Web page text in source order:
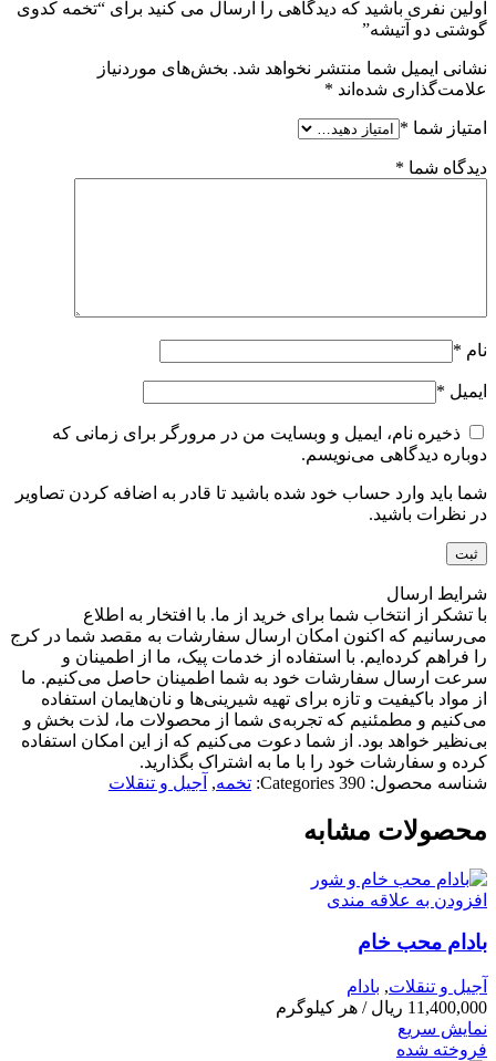
اولین نفری باشید که دیدگاهی را ارسال می کنید برای “تخمه کدوی
گوشتی دو آتیشه”
نشانی ایمیل شما منتشر نخواهد شد. بخش‌های موردنیاز
علامت‌گذاری شده‌اند *
امتیاز شما *
دیدگاه شما *
نام *
ایمیل *
ذخیره نام، ایمیل و وبسایت من در مرورگر برای زمانی که
دوباره دیدگاهی می‌نویسم.
شما باید وارد حساب خود شده باشید تا قادر به اضافه کردن تصاویر
در نظرات باشید.
شرایط ارسال
با تشکر از انتخاب شما برای خرید از ما. با افتخار به اطلاع
می‌رسانیم که اکنون امکان ارسال سفارشات به مقصد شما در کرج
را فراهم کرده‌ایم. با استفاده از خدمات پیک، ما از اطمینان و
سرعت ارسال سفارشات خود به شما اطمینان حاصل می‌کنیم. ما
از مواد باکیفیت و تازه برای تهیه شیرینی‌ها و نان‌هایمان استفاده
می‌کنیم و مطمئنیم که تجربه‌ی شما از محصولات ما، لذت بخش و
بی‌نظیر خواهد بود. از شما دعوت می‌کنیم که از این امکان استفاده
کرده و سفارشات خود را با ما به اشتراک بگذارید.
شناسه محصول: 390
Categories: تخمه, آجیل و تنقلات
محصولات مشابه
افزودن به علاقه مندی
بادام محب خام
آجیل و تنقلات, بادام
11,400,000 ریال / هر کیلوگرم
نمایش سریع
فروخته شده